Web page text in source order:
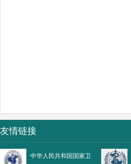
友情链接
中华人民共和国国家卫